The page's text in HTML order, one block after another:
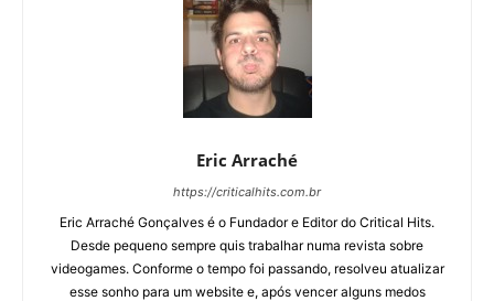
Eric Arraché
https://criticalhits.com.br
Eric Arraché Gonçalves é o Fundador e Editor do Critical Hits.
Desde pequeno sempre quis trabalhar numa revista sobre
videogames. Conforme o tempo foi passando, resolveu atualizar
esse sonho para um website e, após vencer alguns medos